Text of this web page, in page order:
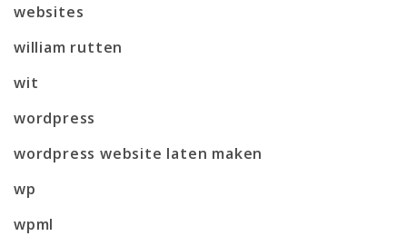
websites
william rutten
wit
wordpress
wordpress website laten maken
wp
wpml